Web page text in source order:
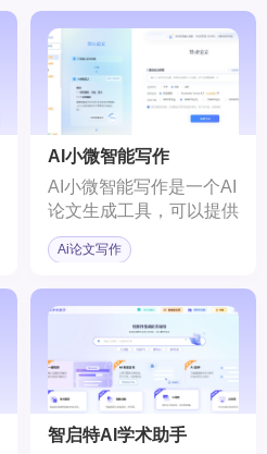
AI小微智能写作
AI小微智能写作是一个AI
论文生成工具，可以提供
PPT，任务书，课程论
文，文献综述范文，调研
Ai论文写作
智启特AI学术助手